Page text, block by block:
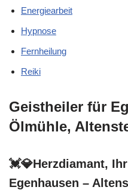
Energiearbeit
Hypnose
Fernheilung
Reiki
Geistheiler für
Ölmühle,
💓️💎Herzdiamant,
Egenhausen –